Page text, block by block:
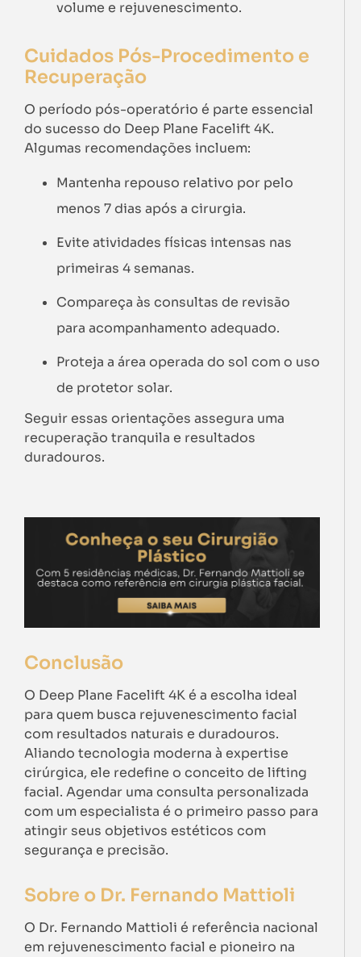
volume e rejuvenescimento.
Cuidados Pós-Procedimento e
Recuperação
O período pós-operatório é parte essencial
do sucesso do Deep Plane Facelift 4K.
Algumas recomendações incluem:
Mantenha repouso relativo por pelo
menos 7 dias após a cirurgia.
Evite atividades físicas intensas nas
primeiras 4 semanas.
Compareça às consultas de revisão
para acompanhamento adequado.
Proteja a área operada do sol com o uso
de protetor solar.
Seguir essas orientações assegura uma
recuperação tranquila e resultados
duradouros.
Conclusão
O Deep Plane Facelift 4K é a escolha ideal
para quem busca rejuvenescimento facial
com resultados naturais e duradouros.
Aliando tecnologia moderna à expertise
cirúrgica, ele redefine o conceito de lifting
facial. Agendar uma consulta personalizada
com um especialista é o primeiro passo para
atingir seus objetivos estéticos com
segurança e precisão.
Sobre o Dr. Fernando Mattioli
O Dr. Fernando Mattioli é referência nacional
em rejuvenescimento facial e pioneiro na